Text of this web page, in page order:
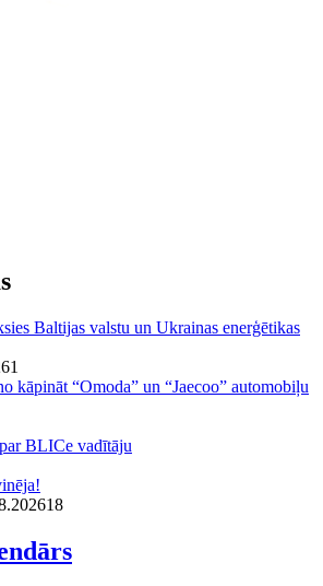
Baltijas valstu un Ukrainas enerģētikas
1
kāpināt “Omoda” un “Jaecoo” automobiļu
BLICe vadītāju
18